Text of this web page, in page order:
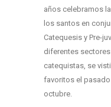
años celebramos
los santos en
Catequesis y Pre-
diferentes
catequistas, se
favoritos el pasado
octubre.